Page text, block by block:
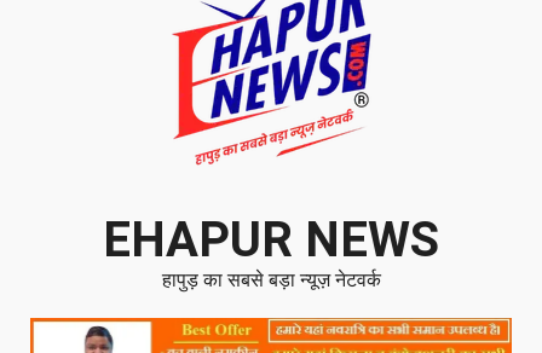
EHAPUR NEWS
हापुड़ का सबसे बड़ा न्यूज़ नेटवर्क